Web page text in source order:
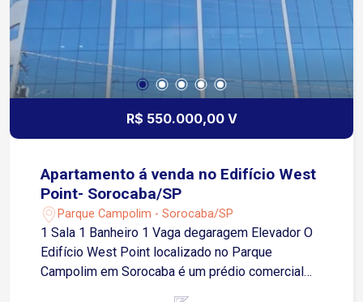
R$ 550.000,00 V
Apartamento á venda no Edifício West
Point- Sorocaba/SP
Parque Campolim - Sorocaba/SP
1 Sala 1 Banheiro 1 Vaga degaragem Elevador O
Edifício West Point localizado no Parque
Campolim em Sorocaba é um prédio comercial